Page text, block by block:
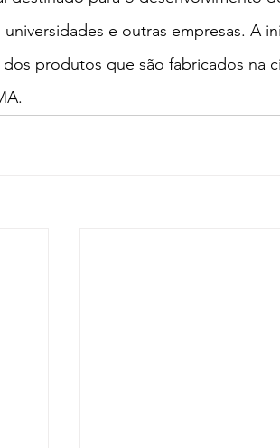
e outras empresas. A
produtos que são fabricados na